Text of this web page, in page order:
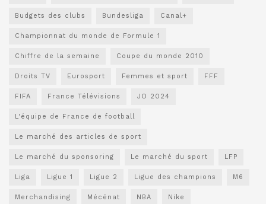
Budgets des clubs Bundesliga Canal+
Championnat du monde de Formule 1
Chiffre de la semaine Coupe du monde 2010
Droits TV Eurosport Femmes et sport FFF
FIFA France Télévisions JO 2024
L'équipe de France de football
Le marché des articles de sport
Le marché du sponsoring Le marché du sport LFP
Liga Ligue 1 Ligue 2 Ligue des champions M6
Merchandising Mécénat NBA Nike